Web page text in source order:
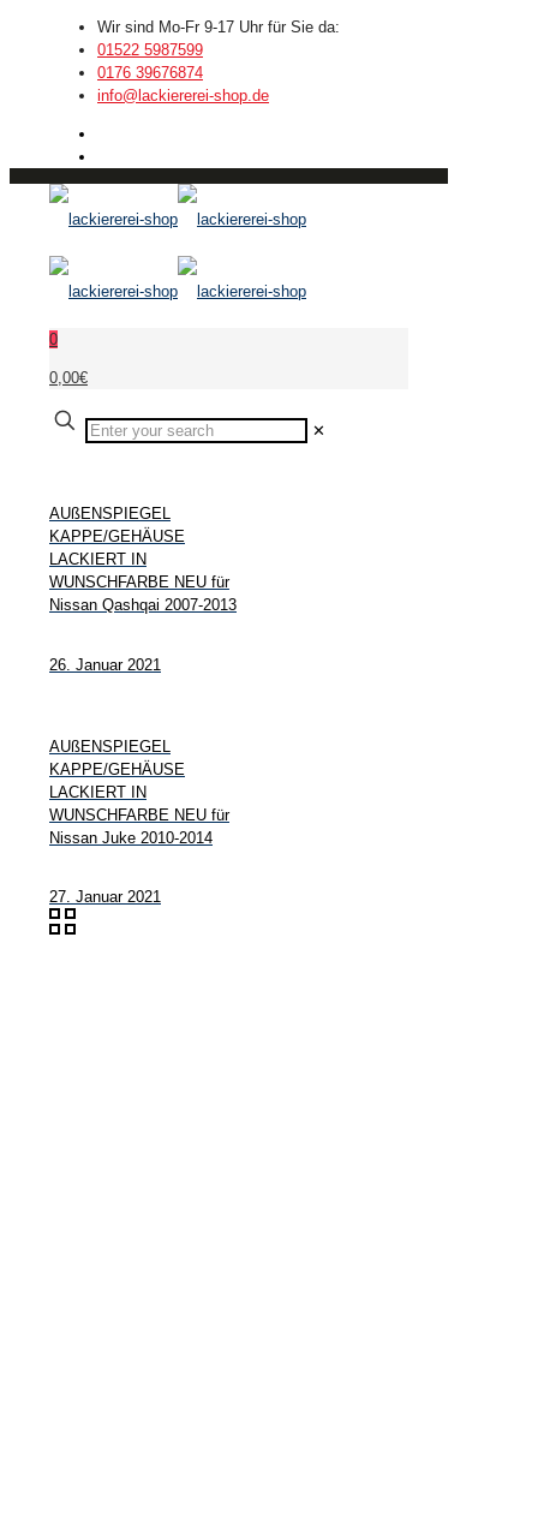
Wir sind Mo-Fr 9-17 Uhr für Sie da:
01522 5987599
0176 39676874
info@lackiererei-shop.de
0
0,00€
✕
AUßENSPIEGEL
KAPPE/GEHÄUSE
LACKIERT IN
WUNSCHFARBE NEU für
Nissan Qashqai 2007-2013
26. Januar 2021
AUßENSPIEGEL
KAPPE/GEHÄUSE
LACKIERT IN
WUNSCHFARBE NEU für
Nissan Juke 2010-2014
27. Januar 2021